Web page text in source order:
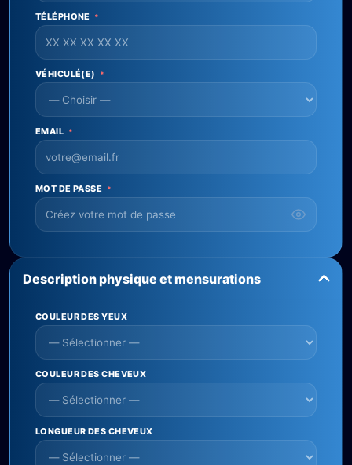
TÉLÉPHONE *
VÉHICULÉ(E) *
EMAIL *
MOT DE PASSE *
Description physique et mensurations
COULEUR DES YEUX
COULEUR DES CHEVEUX
LONGUEUR DES CHEVEUX